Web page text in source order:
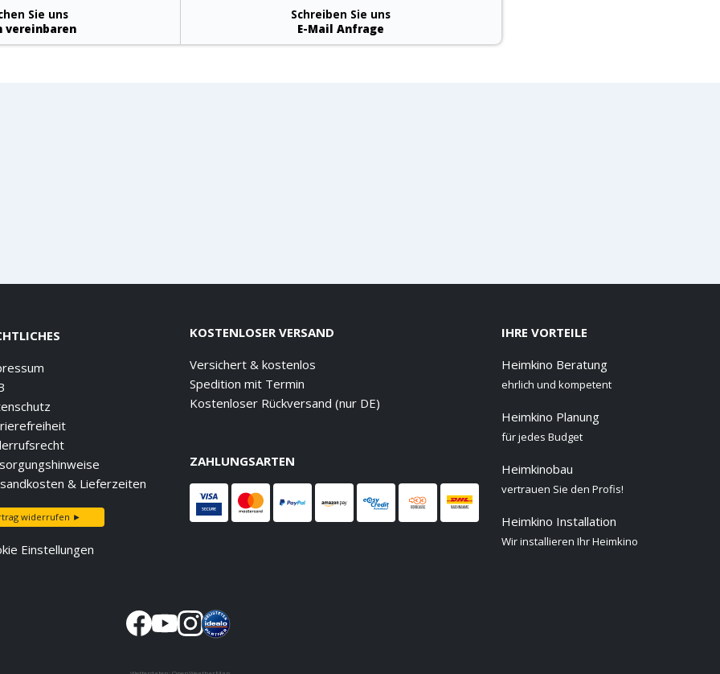
Sie uns
vereinbaren
Schreiben Sie uns
E-Mail Anfrage
& Lieferzeiten
widerrufen ►
Einstellungen
KOSTENLOSER VERSAND
Versichert & kostenlos
Spedition mit Termin
Kostenloser Rückversand (nur DE)
ZAHLUNGSARTEN
IHRE VORTEILE
Heimkino Beratung
ehrlich und kompetent
Heimkino Planung
für jedes Budget
Heimkinobau
vertrauen Sie den Profis!
Heimkino Installation
Wir installieren Ihr Heimkino